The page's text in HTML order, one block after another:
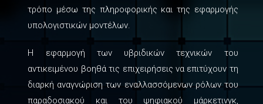
τρόπο μέσω της πληροφορικής και της εφαρμογής
υπολογιστικών μοντέλων.
Η εφαρμογή των υβριδικών τεχνικών του
αντικειμένου βοηθά τις επιχειρήσεις να επιτύχουν τη
διαρκή αναγνώριση των εναλλασσόμενων ρόλων του
παραδοσιακού και του ψηφιακού μάρκετινγκ,